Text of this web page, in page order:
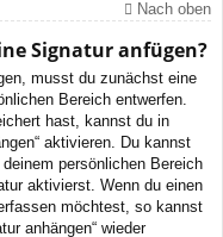
Nach oben
Signatur anfügen?
musst du zunächst eine
Bereich entwerfen.
hast, kannst du in
aktivieren. Du kannst
persönlichen Bereich
aktivierst. Wenn du einen
möchtest, so kannst
anhängen“ wieder